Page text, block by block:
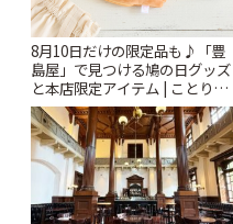
8月10日だけの限定品も♪「豊
島屋」で見つける鳩の日グッズ
と本店限定アイテム | ことりっ
ぷ